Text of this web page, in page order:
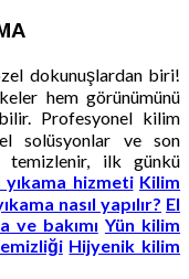
dokunuşlardan biri!
hem görünümünü
Profesyonel kilim
solüsyonlar ve son
temizlenir, ilk günkü
hizmeti Kilim
nasıl yapılır? El
ve bakımı Yün kilim
Hijyenik kilim